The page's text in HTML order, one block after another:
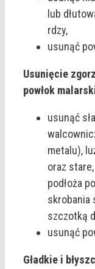
lub
rdzy,
usunąć
Usunięcie
powłok
usunąć
metalu),
oraz
podłoża
skrobania
szczotką
usunąć
Gładkie i